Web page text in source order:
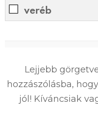
veréb
Lejjebb
hozzászólásba,
jól! Kíváncsiak